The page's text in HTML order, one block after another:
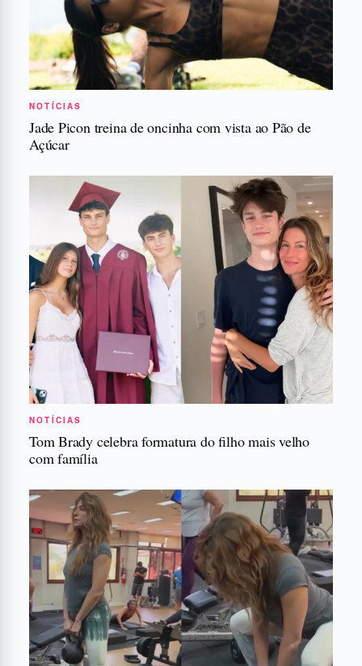
NOTÍCIAS
Jade Picon treina de oncinha com vista ao Pão de
Açúcar
NOTÍCIAS
Tom Brady celebra formatura do filho mais velho
com família